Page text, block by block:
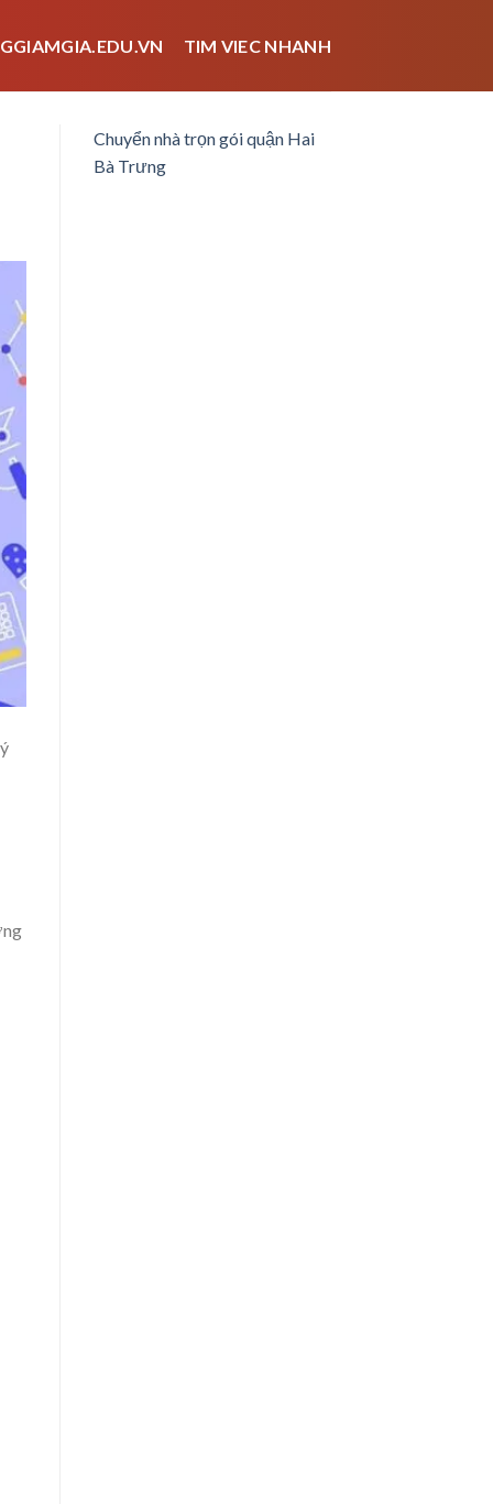
TIM VIEC NHANH
Chuyển nhà trọn gói quận Hai
Bà Trưng